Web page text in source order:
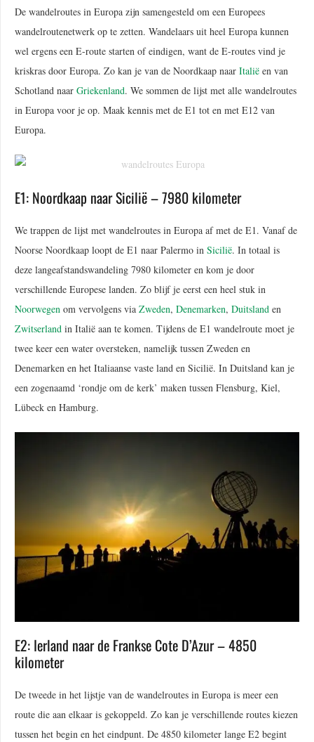
De wandelroutes in Europa zijn samengesteld om een Europees
wandelroutenetwerk op te zetten. Wandelaars uit heel Europa kunnen
wel ergens een E-route starten of eindigen, want de E-routes vind je
kriskras door Europa. Zo kan je van de Noordkaap naar Italië en van
Schotland naar Griekenland. We sommen de lijst met alle wandelroutes
in Europa voor je op. Maak kennis met de E1 tot en met E12 van
Europa.
E1: Noordkaap naar Sicilië – 7980 kilometer
We trappen de lijst met wandelroutes in Europa af met de E1. Vanaf de
Noorse Noordkaap loopt de E1 naar Palermo in Sicilië. In totaal is
deze langeafstandswandeling 7980 kilometer en kom je door
verschillende Europese landen. Zo blijf je eerst een heel stuk in
Noorwegen om vervolgens via Zweden, Denemarken, Duitsland en
Zwitserland in Italië aan te komen. Tijdens de E1 wandelroute moet je
twee keer een water oversteken, namelijk tussen Zweden en
Denemarken en het Italiaanse vaste land en Sicilië. In Duitsland kan je
een zogenaamd ‘rondje om de kerk’ maken tussen Flensburg, Kiel,
Lübeck en Hamburg.
E2: Ierland naar de Frankse Cote D’Azur – 4850
kilometer
De tweede in het lijstje van de wandelroutes in Europa is meer een
route die aan elkaar is gekoppeld. Zo kan je verschillende routes kiezen
tussen het begin en het eindpunt. De 4850 kilometer lange E2 begint